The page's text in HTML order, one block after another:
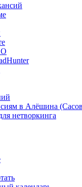
в Алёшина
нетворкинга